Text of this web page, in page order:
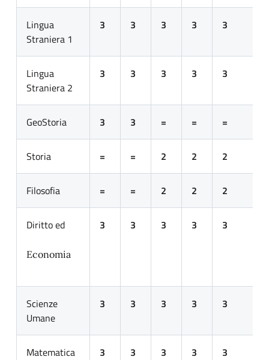
Lingua
Straniera 1
3 3 3 3 3
Lingua
Straniera 2
3 3 3 3 3
GeoStoria 3 3 = = =
Storia = = 2 2 2
Filosofia = = 2 2 2
Diritto ed
Economia
3 3 3 3 3
Scienze
Umane
3 3 3 3 3
Matematica 3 3 3 3 3